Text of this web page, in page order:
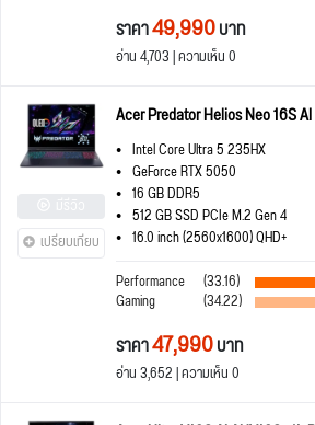
ราคา49,990บาท
อ่าน 4,703 | ความเห็น 0
เปรียบเทียบ
Acer Predator Helios Neo 16S
Intel Core Ultra 5 235HX
GeForce RTX 5050
16 GB DDR5
512 GB SSD PCIe M.2 Gen 4
16.0 inch (2560x1600) QHD+
Performance
(33.16)
Gaming (34.22)
ราคา47,990บาท
อ่าน 3,652 | ความเห็น 0